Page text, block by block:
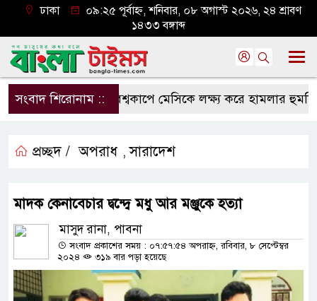
ঢাকা
০৯:২৫ পূর্বাহ্ন, শনিবার, ০৮ অগাস্ট ২০২৬, ২৪ শ্রাবণ
১৪৩৩ বঙ্গাব্দ
সংবাদ শিরোনাম ::বিশ্বকাপে মেসিকে লক্ষ্য করে হামলার হুমকি,
প্রচ্ছদ / অপরাধ ,সারাদেশ
মাদক কেনাবেচার দ্বন্দ্বে মধু আর মঞ্জুকে হত্যা
মাসুদ রানা, পাবনা
সংবাদ প্রকাশের সময় : ০৭:৫৭:৫৪ অপরাহ্ন, রবিবার, ৮ সেপ্টেম্বর
২০২৪
৩১৯ বার পড়া হয়েছে